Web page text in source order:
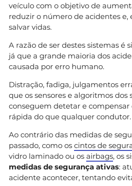
veículo com o objetivo de
reduzir o número de acidentes
salvar vidas.
A razão de ser destes sistemas é
já que a grande maioria dos
causada por erro humano.
Distração, fadiga, julgamentos
que os sensores e algoritmos dos
conseguem detetar e
rápida do que qualquer condutor.
Ao contrário das medidas de
passado, como os cintos de
vidro laminado ou os airbags, os
medidas de segurança ativas:
acidente acontecer, tentando